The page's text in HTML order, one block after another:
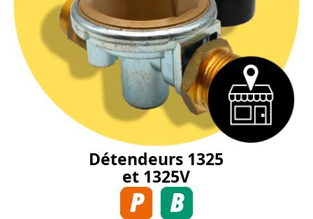
Détendeurs 1325
et 1325V